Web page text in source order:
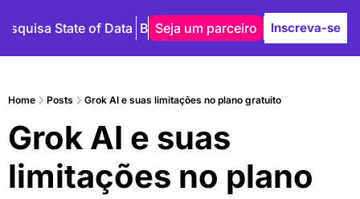
State of Data Blog Autores
Seja um parceiro Inscreva-se
Home Posts Grok AI e suas limitações no plano gratuito
Grok AI e suas
limitações no plano